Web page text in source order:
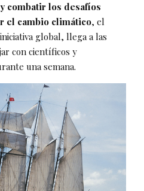
combatir los desafíos
el cambio climático, el
global, llega a las
con científicos y
una semana.